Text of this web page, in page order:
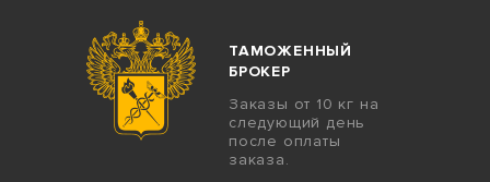
ТАМОЖЕННЫЙ
БРОКЕР
Заказы от 10 кг на
следующий день
после оплаты
заказа.